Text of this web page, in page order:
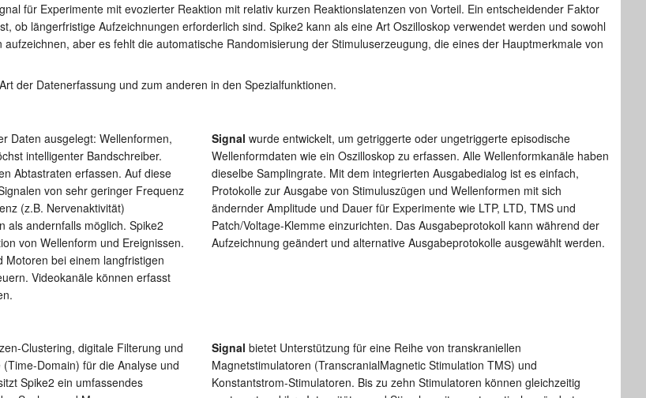
für Experimente mit evozierter Reaktion mit relativ kurzen Reaktionslatenzen von Vorteil. Ein entscheidender Faktor
ob längerfristige Aufzeichnungen erforderlich sind. Spike2 kann als eine Art Oszilloskop verwendet werden und sowohl
aber es fehlt die automatische Randomisierung der Stimuluserzeugung, die eines der Hauptmerkmale von
der Datenerfassung und zum anderen in den Spezialfunktionen.
Daten ausgelegt: Wellenformen,
intelligenter Bandschreiber.
Abtastraten erfassen. Auf diese
von sehr geringer Frequenz
(z.B. Nervenaktivität)
als andernfalls möglich. Spike2
von Wellenform und Ereignissen.
Motoren bei einem langfristigen
Videokanäle können erfasst
Signal wurde entwickelt, um getriggerte oder ungetriggerte episodische
Wellenformdaten wie ein Oszilloskop zu erfassen. Alle Wellenformkanäle haben
dieselbe Samplingrate. Mit dem integrierten Ausgabedialog ist es einfach,
Protokolle zur Ausgabe von Stimuluszügen und Wellenformen mit sich
ändernder Amplitude und Dauer für Experimente wie LTP, LTD, TMS und
Patch/Voltage-Klemme einzurichten. Das Ausgabeprotokoll kann während der
Aufzeichnung geändert und alternative Ausgabeprotokolle ausgewählt werden.
Clustering, digitale Filterung und
Domain) für die Analyse und
Spike2 ein umfassendes
Signal bietet Unterstützung für eine Reihe von transkraniellen
Magnetstimulatoren (TranscranialMagnetic Stimulation TMS) und
Konstantstrom-Stimulatoren. Bis zu zehn Stimulatoren können gleichzeitig